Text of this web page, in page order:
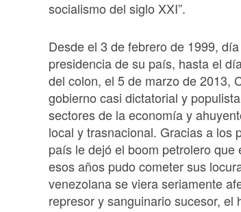
socialismo del siglo XXI”.
Desde el 3 de febrero de 1999,
presidencia de su país, hasta el
del colon, el 5 de marzo de 2013,
gobierno casi dictatorial y
sectores de la economía y
local y trasnacional. Gracias a los
país le dejó el boom petrolero que
esos años pudo cometer sus
venezolana se viera seriamente
represor y sanguinario sucesor, el